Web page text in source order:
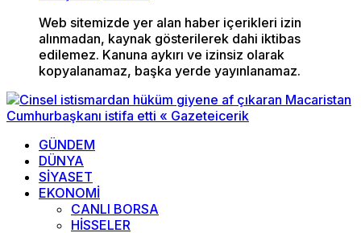
Web sitemizde yer alan haber içerikleri izin
alınmadan, kaynak gösterilerek dahi iktibas
edilemez. Kanuna aykırı ve izinsiz olarak
kopyalanamaz, başka yerde yayınlanamaz.
GÜNDEM
DÜNYA
SİYASET
EKONOMİ
CANLI BORSA
HİSSELER